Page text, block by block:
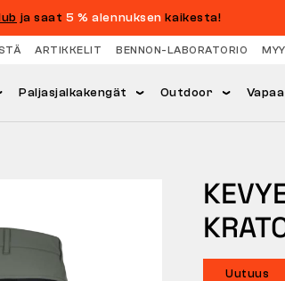
ja saat5 % alennuksen kaikesta!
ARTIKKELIT BENNON-LABORATORIO
Paljasjalkakengät Outdoor
Uutuus